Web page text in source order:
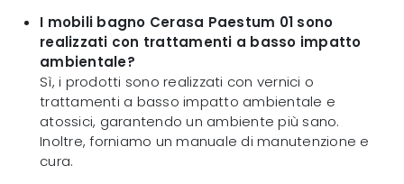
I mobili bagno Cerasa Paestum 01 sono
realizzati con trattamenti a basso impatto
ambientale?
Sì, i prodotti sono realizzati con vernici o
trattamenti a basso impatto ambientale e
atossici, garantendo un ambiente più sano.
Inoltre, forniamo un manuale di manutenzione e
cura.